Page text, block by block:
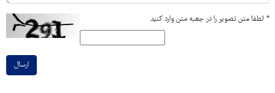
* لطفا متن تصویر را در جعبه متن وارد کنید
ارسال